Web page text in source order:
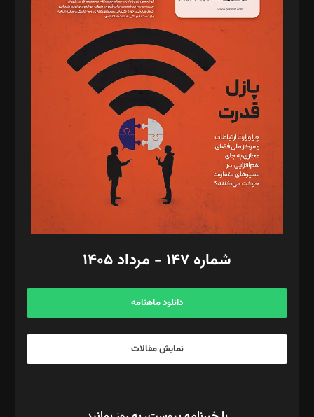
د‌بیر حقوق فناوری: حسام‌الدین ایپکچی
د‌بیر پیوست جهان: مینا پاکدل
د‌بیر تحریریه آنلاین: بابک نقاش
تحریریه‌: مجتبی محمود‌ی، آرش برهمند، یسنا امان‌پور، سروش کرمیان،
مصطفی مسجدی آرانی، ابوالفضل رجبی، زهرا فکرانه، فائزه فتحی
رستمی،مصطفی باستان
ویرایش: نگار استاد‌‌آقا
طراح یونیفرم: مجید توکلی
فیلمبرداری و عکاسی: امیر شفیعی، مانی لطفی زاده
گرافیک و صفحه‌آرایی: سید‌سبحان‌علی ثابت
مد‌یر توسعه تجاری: کامبیز برید‌
امور مالی: شاپور رهبری، محمد‌ کاظمی‌نیا
آگهی و مشترکین: ۰۹۱۹۹۹۹۰۴۵۴
شماره ۱۴۷ - مرداد ۱۴۰۵
دانلود ماهنامه
نمایش مقالات